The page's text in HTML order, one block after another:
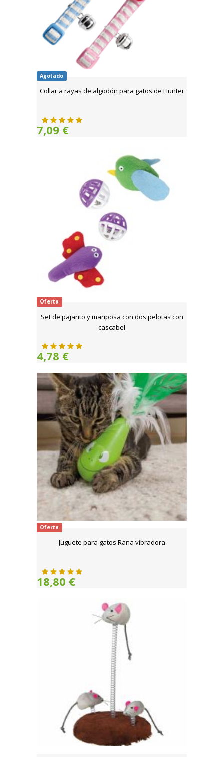
Agotado
Collar a rayas de algodón para gatos de Hunter
7,09 €
Oferta
Set de pajarito y mariposa con dos pelotas con
cascabel
4,78 €
Oferta
Juguete para gatos Rana vibradora
18,80 €